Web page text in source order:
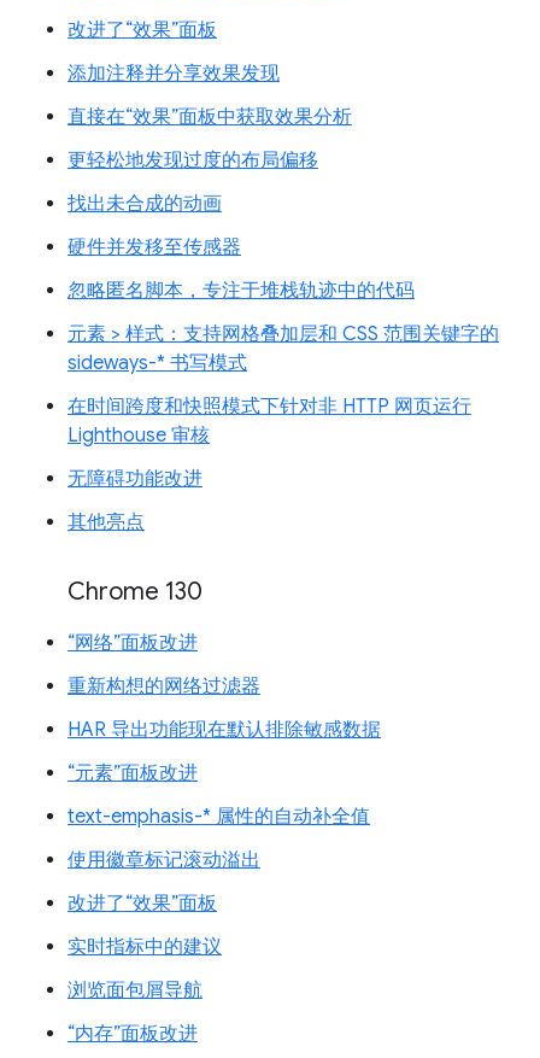
改进了“效果”面板
添加注释并分享效果发现
直接在“效果”面板中获取效果分析
更轻松地发现过度的布局偏移
找出未合成的动画
硬件并发移至传感器
忽略匿名脚本，专注于堆栈轨迹中的代码
元素 > 样式：支持网格叠加层和 CSS 范围关键字的
sideways-* 书写模式
在时间跨度和快照模式下针对非 HTTP 网页运行
Lighthouse 审核
无障碍功能改进
其他亮点
Chrome 130
“网络”面板改进
重新构想的网络过滤器
HAR 导出功能现在默认排除敏感数据
“元素”面板改进
text-emphasis-* 属性的自动补全值
使用徽章标记滚动溢出
改进了“效果”面板
实时指标中的建议
浏览面包屑导航
“内存”面板改进